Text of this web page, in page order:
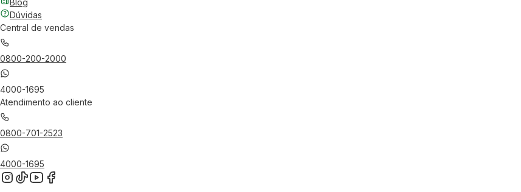
Blog
Dúvidas
Central de vendas
0800-200-2000
4000-1695
Atendimento ao cliente
0800-701-2523
4000-1695